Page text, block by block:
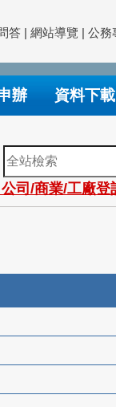
答 | 網站導覽 | 公務
辦 資料下載
全
站
檢
索
公司/商業/工廠登